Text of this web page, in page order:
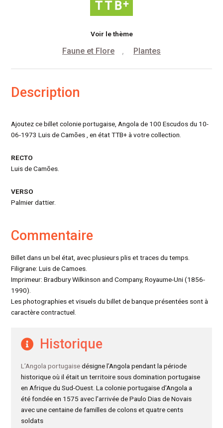
Voir le thème
Faune et Flore , Plantes
Description
Ajoutez ce billet colonie portugaise, Angola de 100 Escudos du 10-
06-1973 Luis de Camões , en état TTB+ à votre collection.
RECTO
Luis de Camões.
VERSO
Palmier dattier.
Commentaire
Billet dans un bel état, avec plusieurs plis et traces du temps.
Filigrane: Luis de Camoes.
Imprimeur: Bradbury Wilkinson and Company, Royaume-Uni (1856-
1990).
Les photographies et visuels du billet de banque présentées sont à
caractère contractuel.
Historique
L’Angola portugaisedésigne l’Angola pendant la période
historique où il était un territoire sous domination portugaise
en Afrique du Sud-Ouest. La colonie portugaise d’Angola a
été fondée en 1575 avec l’arrivée de Paulo Dias de Novais
avec une centaine de familles de colons et quatre cents
soldats